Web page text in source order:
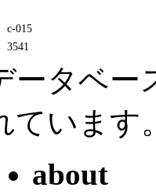
c-015
3541
ータベー
ています。
about